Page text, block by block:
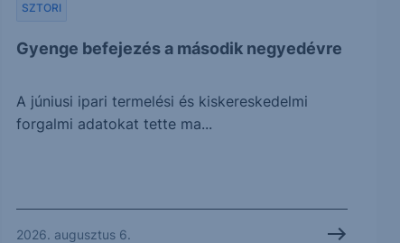
Gyenge befejezés a második negyedévre
SZTORI
A júniusi ipari termelési és kiskereskedelmi
forgalmi adatokat tette ma...
2026. augusztus 6.